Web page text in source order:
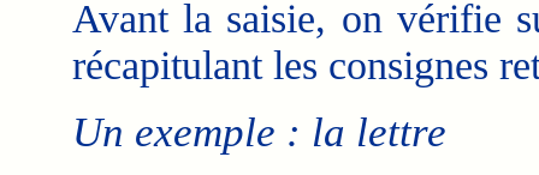
Avant la saisie, on vérifie
récapitulant les consignes
Un exemple : la lettre